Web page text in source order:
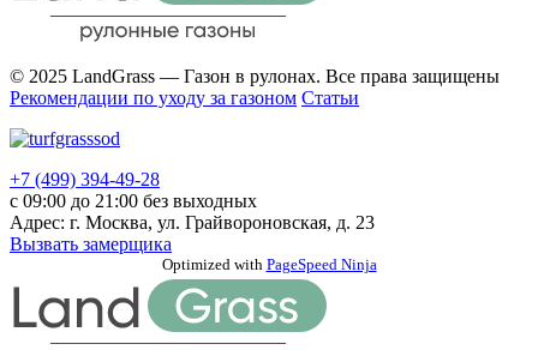
© 2025 LandGrass — Газон в рулонах. Все права защищены
Рекомендации по уходу за газоном Статьи
+7 (499) 394-49-28
с 09:00 до 21:00 без выходных
Адрес: г. Москва, ул. Грайвороновская, д. 23
Вызвать замерщика
вверх
Optimized with PageSpeed Ninja